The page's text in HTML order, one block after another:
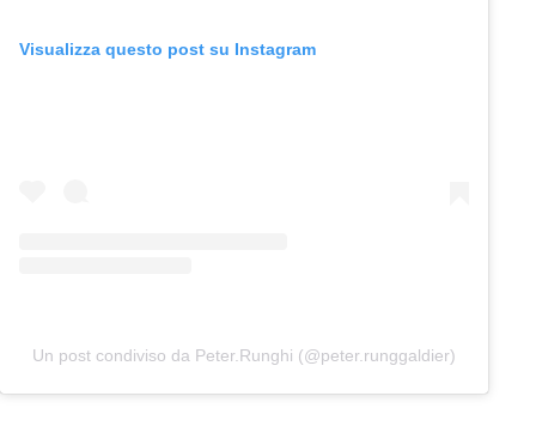
Visualizza questo post su Instagram
Un post condiviso da Peter.Runghi (@peter.runggaldier)